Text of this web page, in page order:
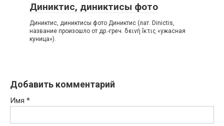
Диниктис, диниктисы фото
Диниктис, диниктисы фото Диниктис (лат. Dinictis,
название произошло от др.-греч. δεινή ἴκτις «ужасная
куница»).
Добавить комментарий
Имя *